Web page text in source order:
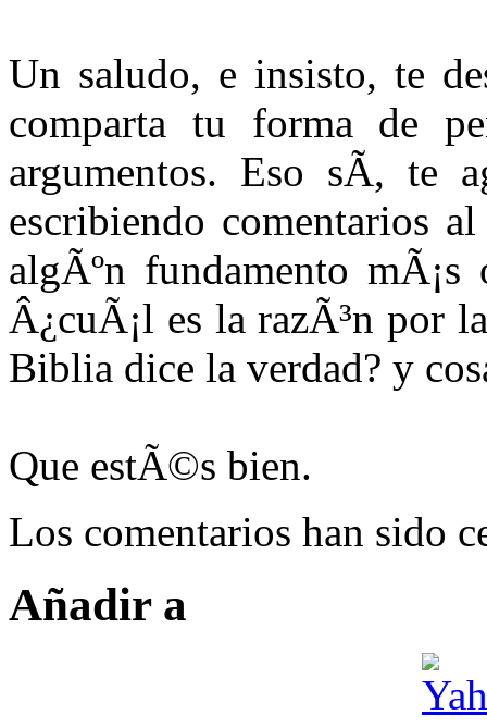
Un saludo, e insisto, te
comparta tu forma de
argumentos. Eso sÃ­, te
escribiendo comentarios
algÃºn fundamento
Â¿cuÃ¡l es la razÃ³n por
Biblia dice la verdad? y
Que estÃ©s bien.
Los comentarios han sido
Añadir a